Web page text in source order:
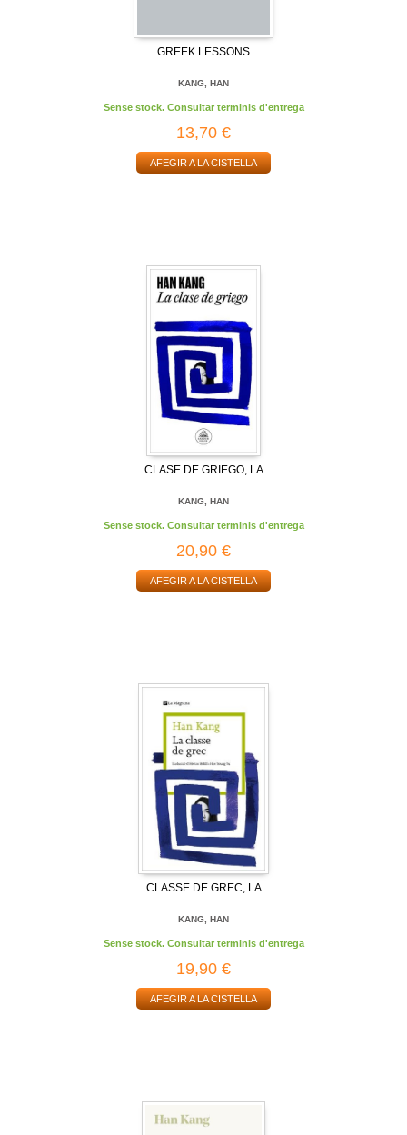
GREEK LESSONS
KANG, HAN
Sense stock. Consultar terminis d'entrega
13,70 €
AFEGIR A LA CISTELLA
CLASE DE GRIEGO, LA
KANG, HAN
Sense stock. Consultar terminis d'entrega
20,90 €
AFEGIR A LA CISTELLA
CLASSE DE GREC, LA
KANG, HAN
Sense stock. Consultar terminis d'entrega
19,90 €
AFEGIR A LA CISTELLA